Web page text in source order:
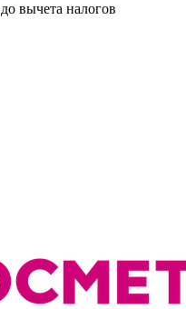
до вычета налогов